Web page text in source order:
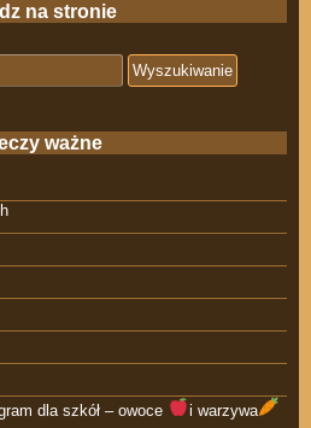
na stronie
ważne
dla szkół – owoce
i warzywa